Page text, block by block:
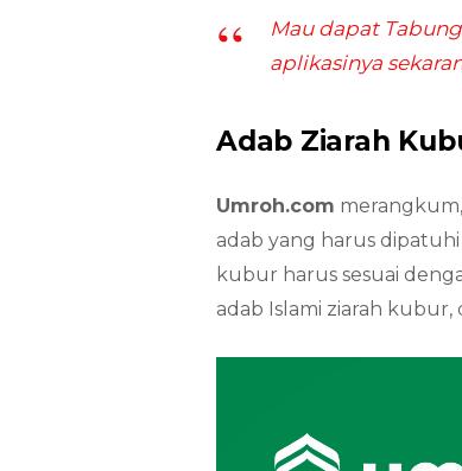
Mau dapat
aplikasinya
Adab Ziarah
Umroh.com
adab yang harus
kubur harus sesuai
adab Islami ziarah kubur,